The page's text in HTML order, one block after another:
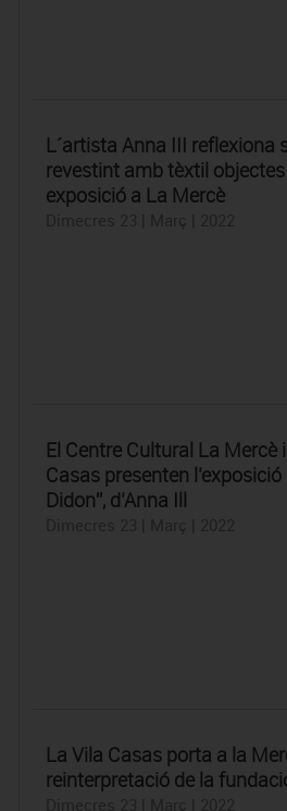
L´artista Anna III reflexiona
revestint amb tèxtil
exposició a La Mercè
El Centre Cultural La Mercè
Casas presenten
Didon”, d’Anna Ill
La Vila Casas porta a la
reinterpretació de la